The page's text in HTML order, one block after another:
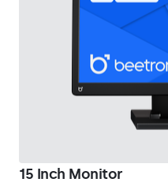
15 Inch Monitor